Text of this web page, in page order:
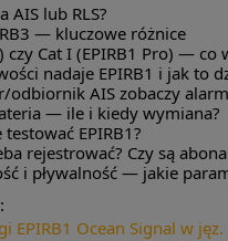
AIS lub RLS?
— kluczowe różnice
czy Cat I (EPIRB1 Pro) — co
nadaje EPIRB1 i jak to
odbiornik AIS zobaczy alarm
— ile i kiedy wymiana?
EPIRB1?
rejestrować? Czy są
i pływalność — jakie
EPIRB1 Ocean Signal w